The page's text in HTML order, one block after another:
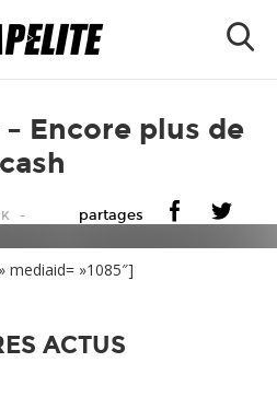
Encore plus de
cash
partages
mediaid= »1085″]
ACTUS